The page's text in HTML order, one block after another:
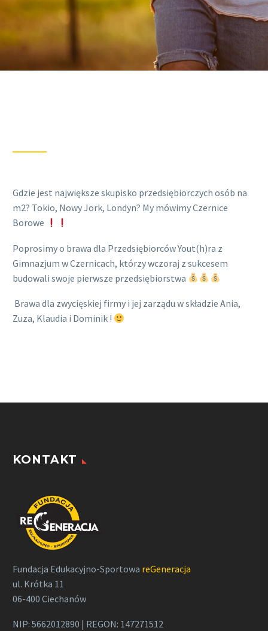
Gdzie jest największe skupisko przedsiębiorczych osób na
m2? Tokio, Nowy Jork, Londyn? My mówimy Czernice
Borowe
Poprosimy o brawa dla Przedsiębiorców Yout(h)ra z
Gimnazjum w Czernicach, którzy wczoraj z sukcesem
budowali swoje pierwsze przedsiębiorstwa
Brawa dla zwycięskiej firmy i jej zarządu w składzie Ania,
Zuza, Klaudia i Dominik !
KONTAKT
Fundacja Edukacyjno-Sportowa reGeneracja
ul. Krótka 11
06-400 Ciechanów
NIP: 5662012890 | REGON: 147271512